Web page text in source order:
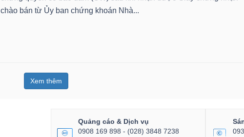
chào bán từ Ủy ban chứng khoán Nhà...
Xem thêm
Quảng cáo & Dịch vụ
0908 169 898 - (028) 3848 7238